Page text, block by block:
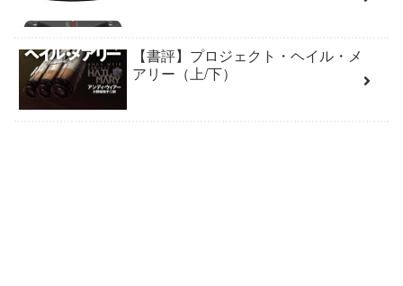
【書評】プロジェクト・ヘイル・メ
アリー（上/下）